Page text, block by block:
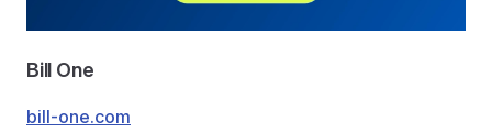
Bill One
bill-one.com